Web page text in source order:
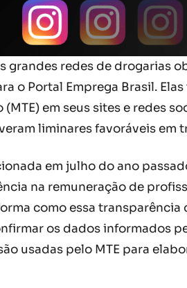
grandes redes de drogarias
o Portal Emprega Brasil.
(MTE) em seus sites e redes
liminares favoráveis em
em julho do ano
na remuneração de
como essa
os dados informados
usadas pelo MTE para